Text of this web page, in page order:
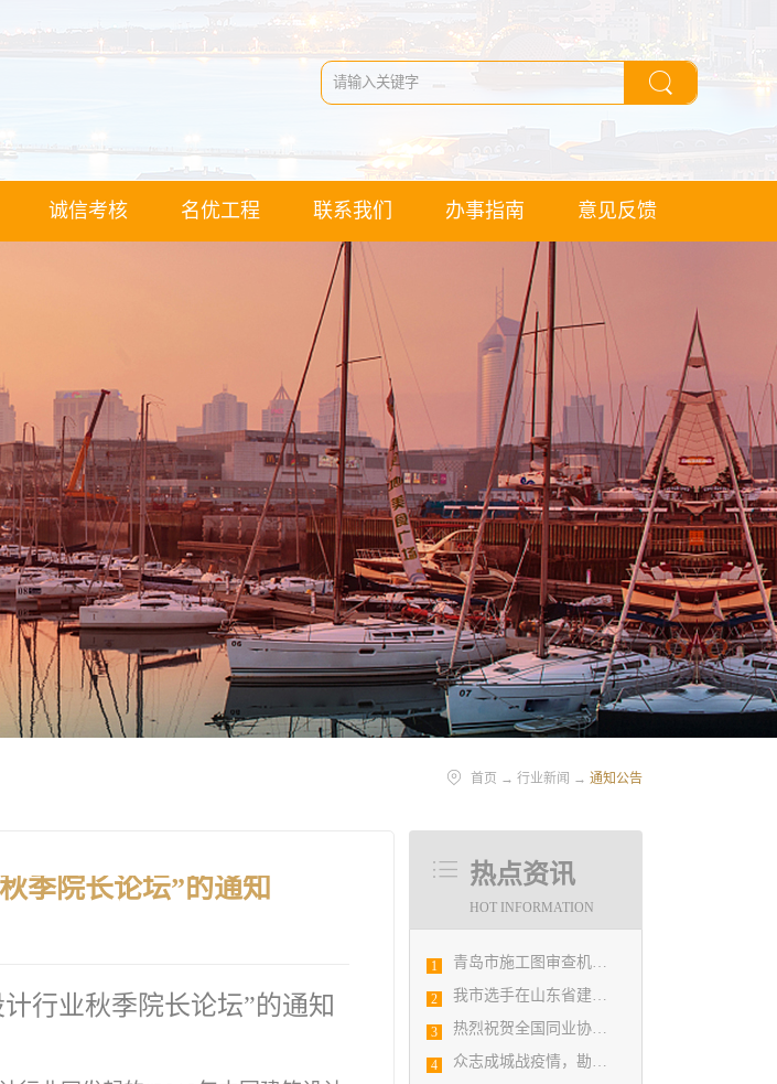
诚信考核 名优工程 联系我们 办事指南 意见反馈
首页 → 行业新闻 → 通知公告
热点资讯
HOT INFORMATION
1 青岛市施工图审查机构第八次联席会议成功举办
2 我市选手在山东省建筑设计BIM技术应用技能竞赛取得佳绩
3 热烈祝贺全国同业协会共庆新中国成立七十周年大会在广州成功举办 我市工程勘察设计行业获得多项荣誉称号
4 众志成城战疫情，勘察设计行业在行动
季院长论坛”的通知
行业秋季院长论坛”的通知